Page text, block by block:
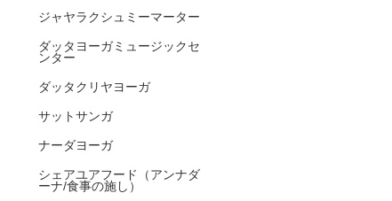
ジャヤラクシュミーマーター
ダッタヨーガミュージックセ
ンター
ダッタクリヤヨーガ
サットサンガ
ナーダヨーガ
シェアユアフード（アンナダ
ーナ/食事の施し）